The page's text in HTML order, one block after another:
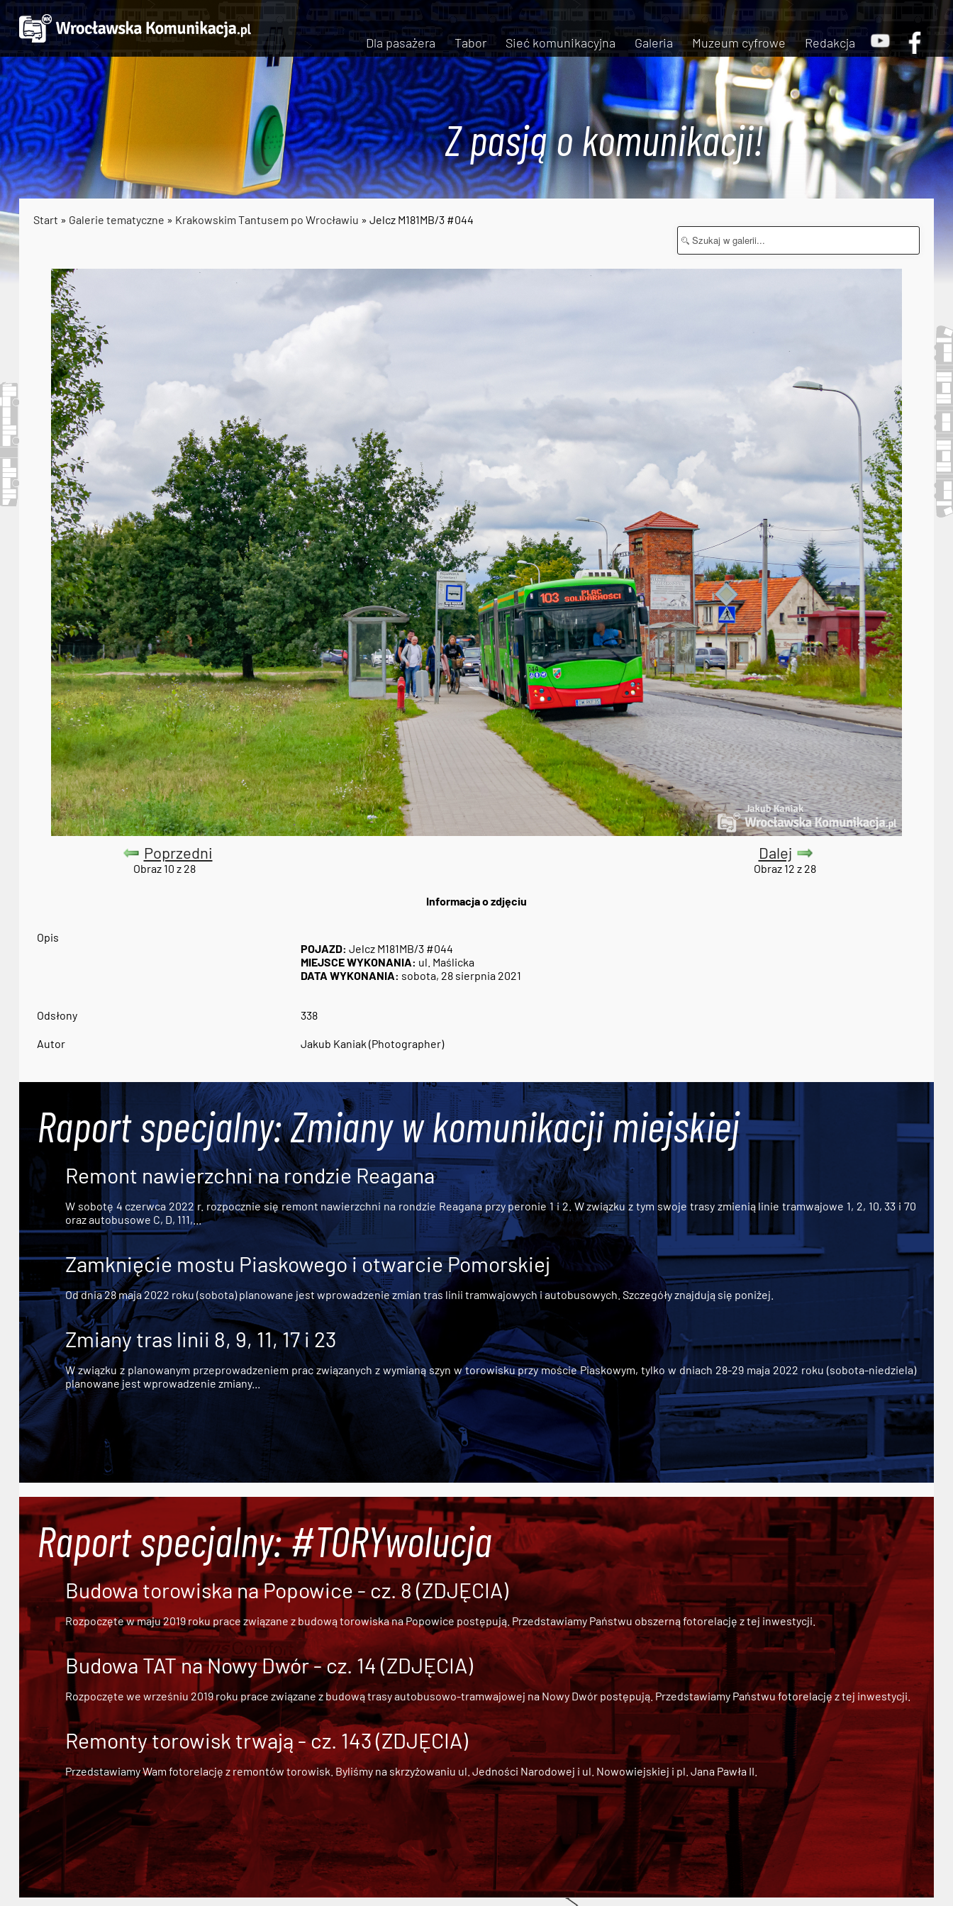
Dla pasażera Tabor Sieć komunikacyjna Galeria Muzeum cyfrowe Redakcja
Z pasją o komunikacji!
Start » Galerie tematyczne » Krakowskim Tantusem po Wrocławiu » Jelcz M181MB/3 #044
Poprzedni
Obraz 10 z 28
Dalej
Obraz 12 z 28
Informacja o zdjęciu
Opis
POJAZD: Jelcz M181MB/3 #044
MIEJSCE WYKONANIA: ul. Maślicka
DATA WYKONANIA: sobota, 28 sierpnia 2021
Odsłony 338
Autor Jakub Kaniak (Photographer)
Raport specjalny: Zmiany w komunikacji miejskiej
Remont nawierzchni na rondzie Reagana
W sobotę 4 czerwca 2022 r. rozpocznie się remont nawierzchni na rondzie Reagana przy peronie 1 i 2. W związku z tym swoje trasy zmienią linie tramwajowe 1, 2, 10, 33 i 70
oraz autobusowe C, D, 111,...
Zamknięcie mostu Piaskowego i otwarcie Pomorskiej
Od dnia 28 maja 2022 roku (sobota) planowane jest wprowadzenie zmian tras linii tramwajowych i autobusowych. Szczegóły znajdują się poniżej.
Zmiany tras linii 8, 9, 11, 17 i 23
W związku z planowanym przeprowadzeniem prac związanych z wymianą szyn w torowisku przy moście Piaskowym, tylko w dniach 28-29 maja 2022 roku (sobota-niedziela)
planowane jest wprowadzenie zmiany...
Raport specjalny: #TORYwolucja
Budowa torowiska na Popowice - cz. 8 (ZDJĘCIA)
Rozpoczęte w maju 2019 roku prace związane z budową torowiska na Popowice postępują. Przedstawiamy Państwu obszerną fotorelację z tej inwestycji.
Budowa TAT na Nowy Dwór - cz. 14 (ZDJĘCIA)
Rozpoczęte we wrześniu 2019 roku prace związane zbudową trasy autobusowo-tramwajowej na Nowy Dwórpostępują. Przedstawiamy Państwu fotorelację z tej inwestycji.
Remonty torowisk trwają - cz. 143 (ZDJĘCIA)
Przedstawiamy Wam fotorelację z remontów torowisk. Byliśmy na skrzyżowaniu ul. Jedności Narodowej i ul. Nowowiejskiej i pl. Jana Pawła II.